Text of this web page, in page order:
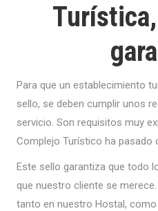
Para que un establecimiento
sello, se deben cumplir unos
servicio. Son requisitos muy
Complejo Turístico ha pasado
Este sello garantiza que todo
que nuestro cliente se
tanto en nuestro Hostal,